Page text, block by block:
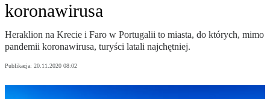
koronawirusa
Heraklion na Krecie i Faro w Portugalii to miasta, do których, mimo
pandemii koronawirusa, turyści latali najchętniej.
Publikacja: 20.11.2020 08:02